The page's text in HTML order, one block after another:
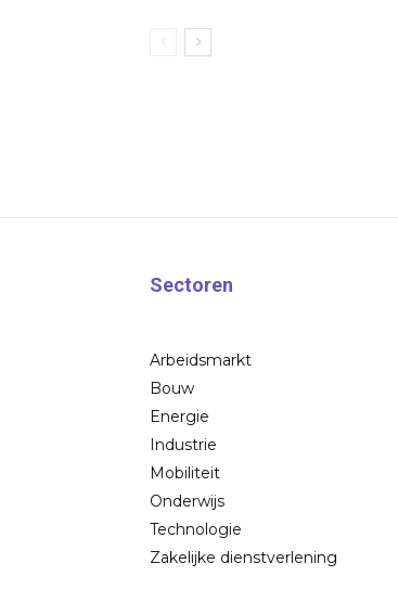
Sectoren
Arbeidsmarkt
Bouw
Energie
Industrie
Mobiliteit
Onderwijs
Technologie
Zakelijke dienstverlening